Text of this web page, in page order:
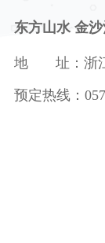
东方山水 金
地 址：浙江
预定热线：